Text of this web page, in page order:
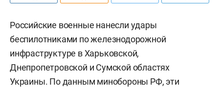
Российские военные нанесли удары
беспилотниками по железнодорожной
инфраструктуре в Харьковской,
Днепропетровской и Сумской областях
Украины. По данным минобороны РФ, эти